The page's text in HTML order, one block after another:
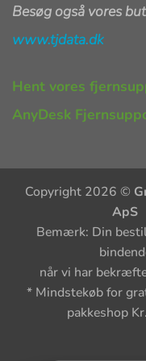
Besøg også vores
www.tjdata.dk
Hent vores
AnyDesk
Copyright 2026 ©
ApS
Bemærk: Din
når vi har
* Mindstekøb for
pakkeshop